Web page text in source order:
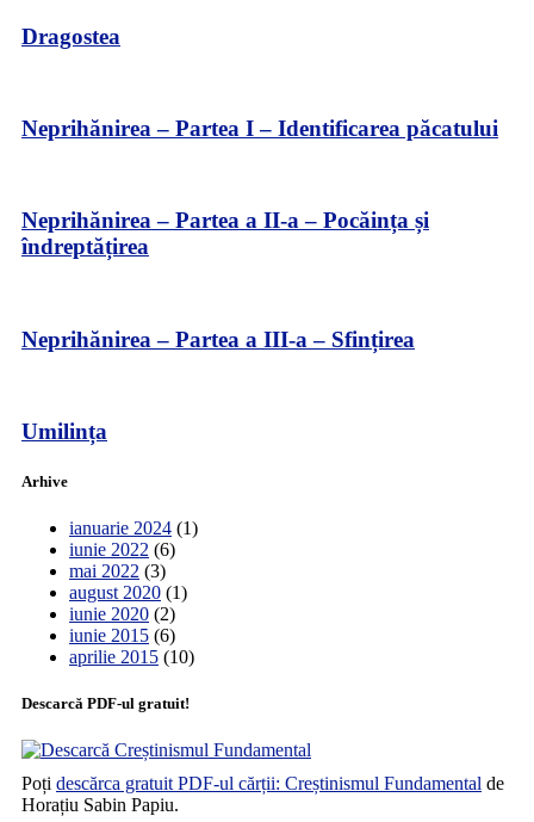
Dragostea
Neprihănirea – Partea I – Identificarea păcatului
Neprihănirea – Partea a II-a – Pocăința și
îndreptățirea
Neprihănirea – Partea a III-a – Sfințirea
Umilința
Arhive
ianuarie 2024 (1)
iunie 2022 (6)
mai 2022 (3)
august 2020 (1)
iunie 2020 (2)
iunie 2015 (6)
aprilie 2015 (10)
Descarcă PDF-ul gratuit!
Poți descărca gratuit PDF-ul cărții: Creștinismul Fundamental de
Horațiu Sabin Papiu.